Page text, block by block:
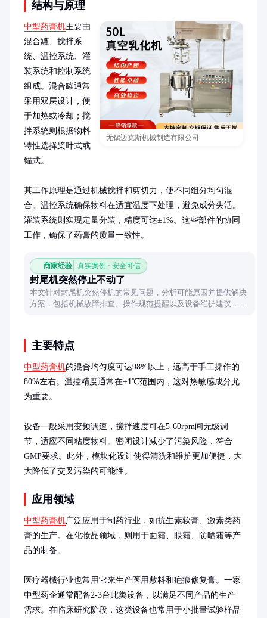
结构与原理
无锡迈克斯机械制造有限公司
中型药膏机主要由
混合罐、搅拌系
统、温控系统、灌
装系统和控制系统
组成。混合罐通常
采用双层设计，便
于加热或冷却；搅
拌系统则根据物料
特性选择桨叶式或
锚式。
其工作原理是通过机械搅拌和剪切力，使不同组分均匀混
合。温控系统确保物料在适宜温度下处理，避免成分失活。
灌装系统则实现定量分装，精度可达±1%。这些部件的协同
工作，确保了药膏的质量一致性。
商家经验 真实案例 · 安全可信
封尾机突然停止不动了
本文针对封尾机突然停机的常见问题，分析可能原因并提供解决
方案，包括机械故障排查、操作规范提醒以及设备维护建议，帮
主要特点
中型药膏机的混合均匀度可达98%以上，远高于手工操作的
80%左右。温控精度通常在±1℃范围内，这对热敏感成分尤
为重要。
设备一般采用变频调速，搅拌速度可在5-60rpm间无级调
节，适应不同粘度物料。密闭设计减少了污染风险，符合
GMP要求。此外，模块化设计使得清洗和维护更加便捷，大
大降低了交叉污染的可能性。
应用领域
中型药膏机广泛应用于制药行业，如抗生素软膏、激素类药
膏的生产。在化妆品领域，则用于面霜、眼霜、防晒霜等产
品的制备。
医疗器械行业也常用它来生产医用敷料和疤痕修复膏。一家
中型药企通常配备2-3台此类设备，以满足不同产品的生产
需求。在临床研究阶段，这类设备也常用于小批量试验样品